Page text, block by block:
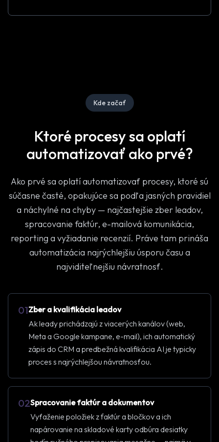
Kde začať
Ktoré procesy sa oplatí
automatizovať ako prvé?
Ako prvé sa oplatí automatizovať procesy, ktoré sú
súčasne časté, opakujúce sa podľa jasných pravidiel
a náchylné na chyby — najčastejšie zber leadov,
spracovanie faktúr, e-mailová komunikácia,
reporting a vyžiadanie recenzií. Práve tam prináša
automatizácia najrýchlejšiu úsporu času a
najviditeľnejšiu návratnosť.
01Zber a kvalifikácia leadov
Ak leady prichádzajú z viacerých kanálov (web,
Meta a Google kampane, e-mail), ich automatický
zápis do CRM a predbežná kvalifikácia AI je typicky
proces s najrýchlejšou návratnosťou.
02Spracovanie faktúr a dokumentov
Vyťaženie položiek z faktúr a bločkov a ich
napárovanie na skladové karty odbúra desiatky